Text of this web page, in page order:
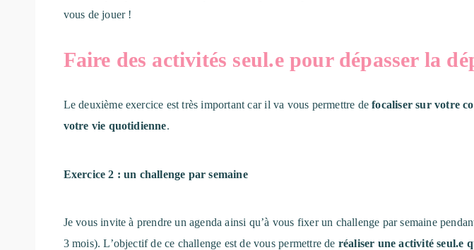
vous de jouer !
Faire des activités seul.e pour dépasser la
Le deuxième exercice est très important car il va vous permettre defocaliser sur votre
votre vie quotidienne.
Exercice 2 : un challenge par semaine
Je vous invite à prendre un agenda ainsi qu’à vous fixer un challenge par semaine
3 mois). L’objectif de ce challenge est de vous permettre de réaliser une activité seul.e